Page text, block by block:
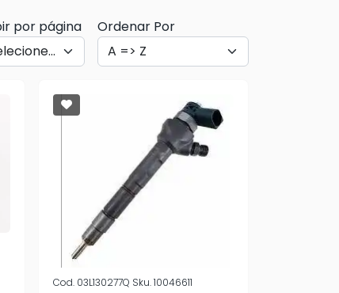
por página Ordenar Por
Cod.03L130277Q Sku.10046611